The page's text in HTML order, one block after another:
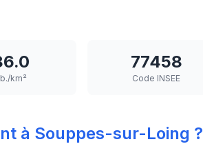
km²
77458
Code INSEE
à Souppes-sur-Loing ?